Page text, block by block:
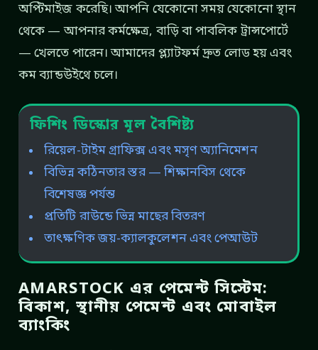
অপ্টিমাইজ করেছি। আপনি যেকোনো সময় যেকোনো স্থান
থেকে — আপনার কর্মক্ষেত্র, বাড়ি বা পাবলিক ট্রান্সপোর্টে
— খেলতে পারেন। আমাদের প্ল্যাটফর্ম দ্রুত লোড হয় এবং
কম ব্যান্ডউইথে চলে।
ফিশিং ডিস্কোর মূল বৈশিষ্ট্য
রিয়েল-টাইম গ্রাফিক্স এবং মসৃণ অ্যানিমেশন
বিভিন্ন কঠিনতার স্তর — শিক্ষানবিস থেকে
বিশেষজ্ঞ পর্যন্ত
প্রতিটি রাউন্ডে ভিন্ন মাছের বিতরণ
তাৎক্ষণিক জয়-ক্যালকুলেশন এবং পেআউট
AMARSTOCK এর পেমেন্ট সিস্টেম:
বিকাশ, স্থানীয় পেমেন্ট এবং মোবাইল
ব্যাংকিং